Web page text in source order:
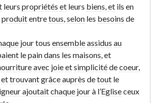
leurs propriétés et leurs biens et ils en
produitentretous selon les besoins de
jourtous ensembleassidus au
lepaindans les maisons , et
avec joieetsimplicitédecoeur,
ettrouvantgrâceauprès detout le
ajoutaitchaque jourà l’Egliseceux